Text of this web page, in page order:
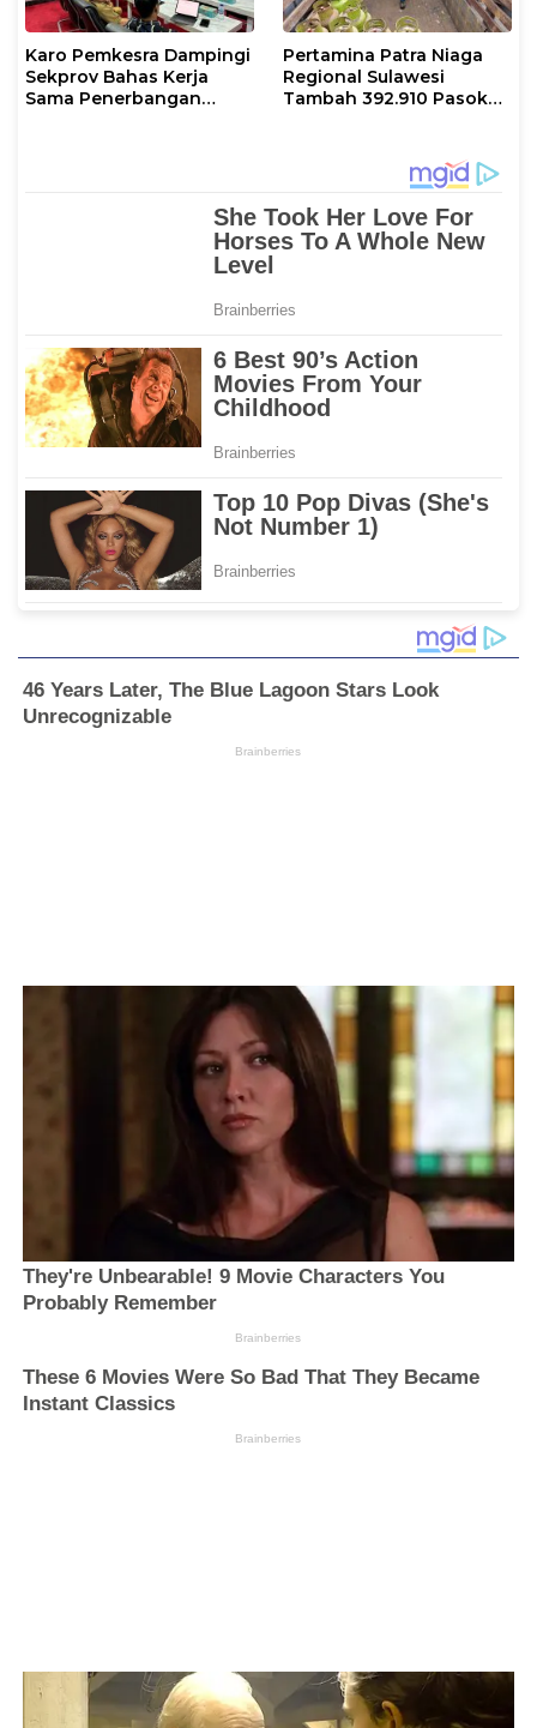
Karo Pemkesra Dampingi
Sekprov Bahas Kerja
Sama Penerbangan
Pertamina Patra Niaga
Regional Sulawesi
Tambah 392.910 Pasokan
dan Long Weekend